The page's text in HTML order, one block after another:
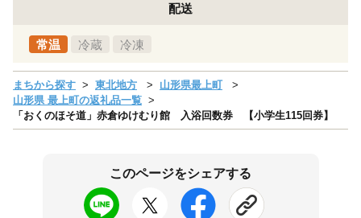
配送
常温 冷蔵 冷凍
まちから探す 東北地方
山形県最上町
山形県 最上町の返礼品一覧
「おくのほそ道」赤倉ゆけむり館 入浴回数券 【小学生115回券】
このページをシェアする